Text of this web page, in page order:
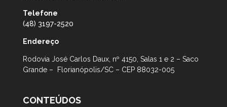
Telefone
(48) 3197-2520
Endereço
Rodovia José Carlos Daux, nº 4150, Salas 1 e 2 – Saco
Grande – Florianópolis/SC – CEP 88032-005
CONTEÚDOS